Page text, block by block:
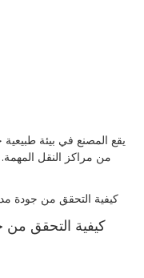
يقع المصنع في بيئة
من مراكز النقل المهمة.
كيفية التحقق من